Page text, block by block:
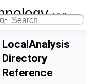
7.9.0
LocalAnalysis
Directory
Reference